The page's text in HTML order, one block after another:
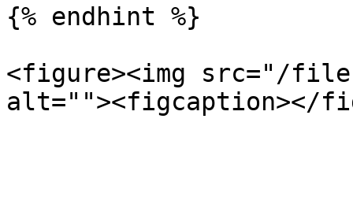
{% endhint %}
<figure><img src="/